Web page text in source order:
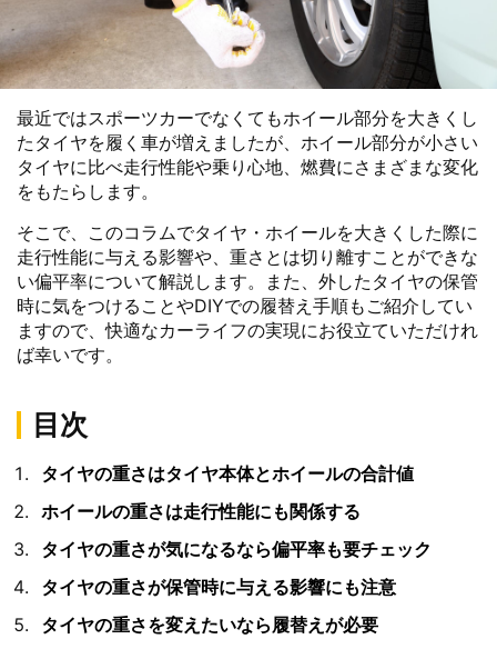
最近ではスポーツカーでなくてもホイール部分を大きくし
たタイヤを履く車が増えましたが、ホイール部分が小さい
タイヤに比べ走行性能や乗り心地、燃費にさまざまな変化
をもたらします。
そこで、このコラムでタイヤ・ホイールを大きくした際に
走行性能に与える影響や、重さとは切り離すことができな
い偏平率について解説します。また、外したタイヤの保管
時に気をつけることやDIYでの履替え手順もご紹介してい
ますので、快適なカーライフの実現にお役立ていただけれ
ば幸いです。
目次
タイヤの重さはタイヤ本体とホイールの合計値
ホイールの重さは走行性能にも関係する
タイヤの重さが気になるなら偏平率も要チェック
タイヤの重さが保管時に与える影響にも注意
タイヤの重さを変えたいなら履替えが必要